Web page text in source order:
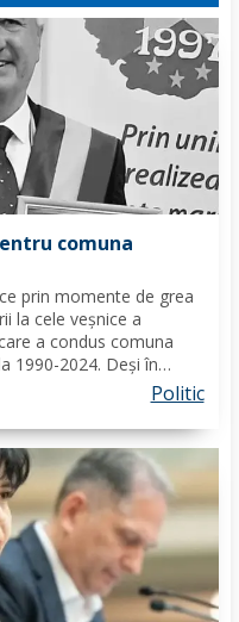
comuna
prin momente de grea
la cele veșnice a
a condus comuna
1990-2024. Deși în
cu probleme de
a adus multă durere...
Politic